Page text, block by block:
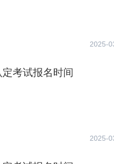
2025-
考试报名时间
2025-